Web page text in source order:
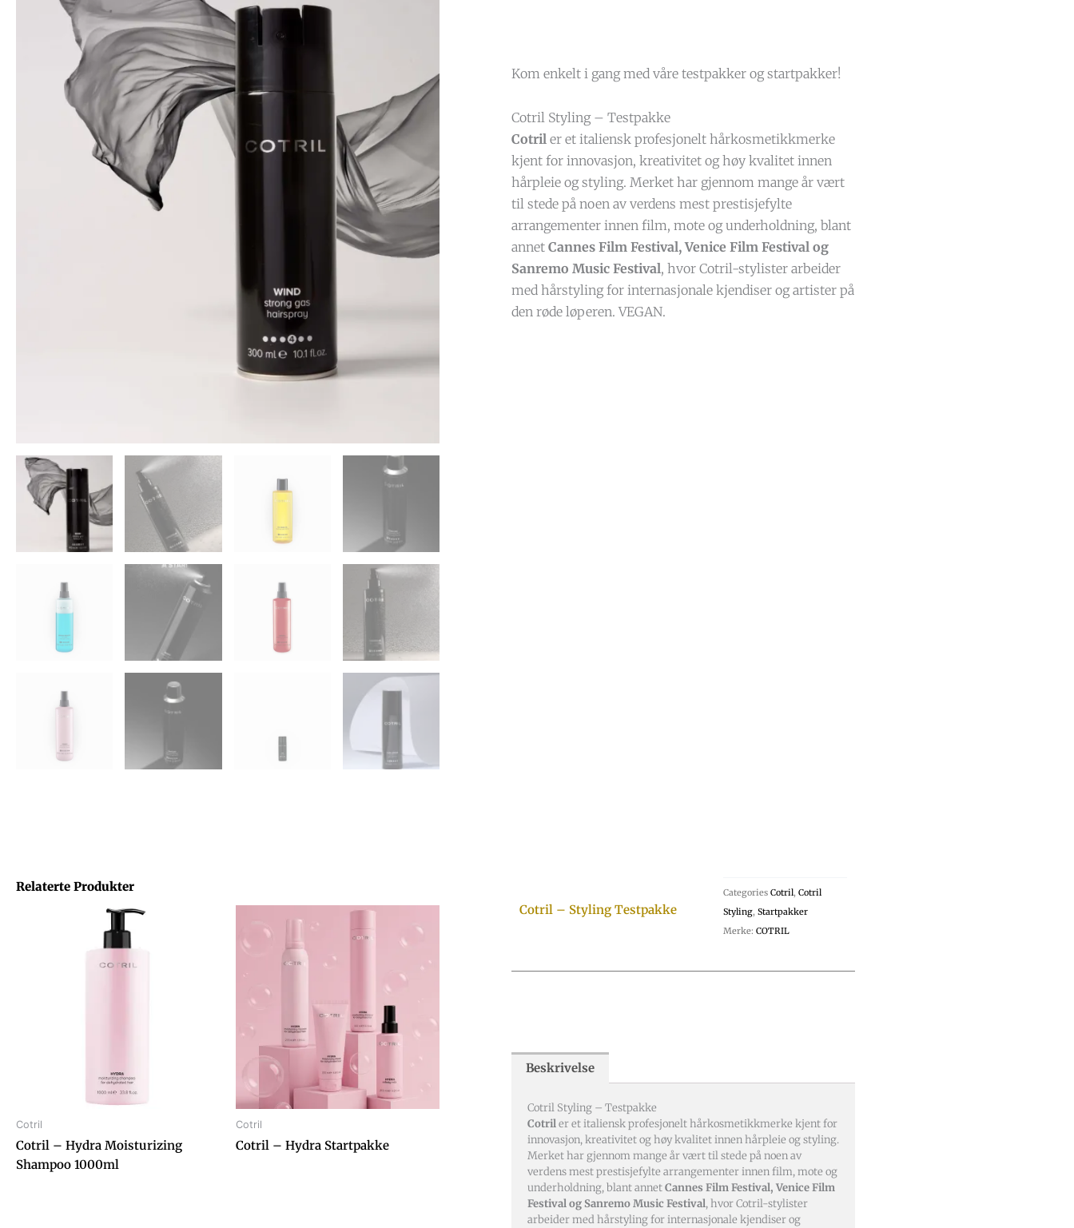
Kom enkelt i gang med våre testpakker og startpakker!
Cotril Styling – Testpakke
Cotril er et italiensk profesjonelt hårkosmetikkmerke
kjent for innovasjon, kreativitet og høy kvalitet innen
hårpleie og styling. Merket har gjennom mange år vært
til stede på noen av verdens mest prestisjefylte
arrangementer innen film, mote og underholdning, blant
annet Cannes Film Festival, Venice Film Festival og
Sanremo Music Festival, hvor Cotril-stylister arbeider
med hårstyling for internasjonale kjendiser og artister på
den røde løperen.VEGAN.
Relaterte Produkter
Cotril
Cotril – Hydra Moisturizing
Shampoo 1000ml
Cotril
Cotril – Hydra Startpakke
Cotril – Styling Testpakke
Categories Cotril, Cotril
Styling, Startpakker
Merke: COTRIL
Beskrivelse
Cotril Styling – Testpakke
Cotriler et italiensk profesjonelt hårkosmetikkmerke kjent for
innovasjon, kreativitet og høy kvalitet innen hårpleie og styling.
Merket har gjennom mange år vært til stede på noen av
verdens mest prestisjefylte arrangementer innen film, mote og
underholdning, blant annetCannes Film Festival, Venice Film
Festival og Sanremo Music Festival, hvor Cotril-stylister
arbeider med hårstyling for internasjonale kjendiser og